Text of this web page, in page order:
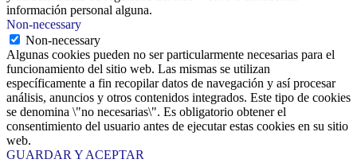
información personal alguna.
Non-necessary
Non-necessary
Algunas cookies pueden no ser particularmente necesarias para el
funcionamiento del sitio web. Las mismas se utilizan
específicamente a fin recopilar datos de navegación y así procesar
análisis, anuncios y otros contenidos integrados. Este tipo de cookies
se denomina \"no necesarias\". Es obligatorio obtener el
consentimiento del usuario antes de ejecutar estas cookies en su sitio
web.
GUARDAR Y ACEPTAR